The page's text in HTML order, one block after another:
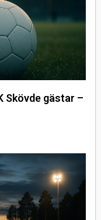
Skövde gästar –